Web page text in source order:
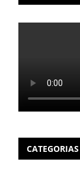
CATEGORIAS